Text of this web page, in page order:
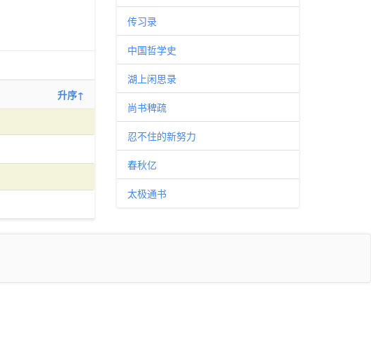
升序↑
传习录
中国哲学史
湖上闲思录
尚书稗疏
忍不住的新努力
春秋亿
太极通书